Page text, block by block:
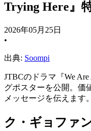
Trying Here』
2026年05月25日
•
出典: Soompi
JTBCのドラマ『We
グポスターを公開。価
メッセージを伝えます。
ク・ギョファ